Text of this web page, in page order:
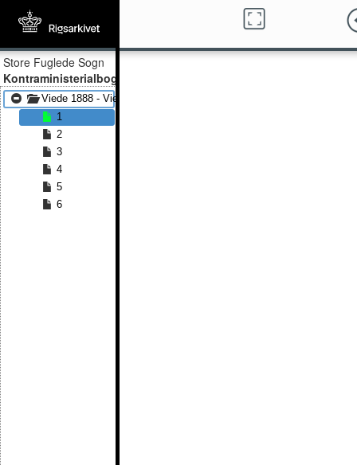
Store Fuglede Sogn
Kontraministerialbog
Viede 1888 - Viede 1891
1
2
3
4
5
6